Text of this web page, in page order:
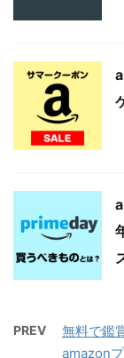
PREV
無料で鑑
amazon